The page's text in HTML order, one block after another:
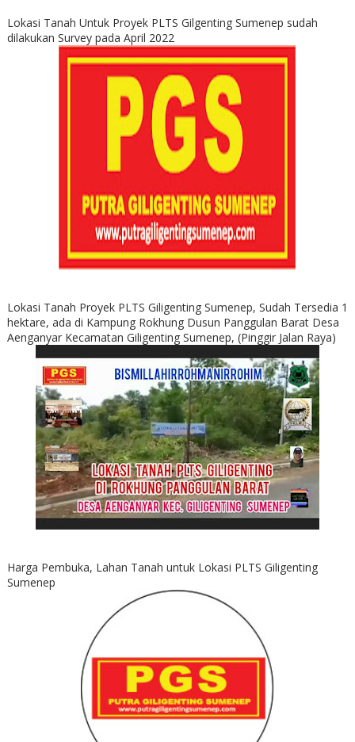
Lokasi Tanah Untuk Proyek PLTS Gilgenting Sumenep sudah
dilakukan Survey pada April 2022
Lokasi Tanah Proyek PLTS Giligenting Sumenep, Sudah Tersedia 1
hektare, ada di Kampung Rokhung Dusun Panggulan Barat Desa
Aenganyar Kecamatan Giligenting Sumenep, (Pinggir Jalan Raya)
Harga Pembuka, Lahan Tanah untuk Lokasi PLTS Giligenting
Sumenep